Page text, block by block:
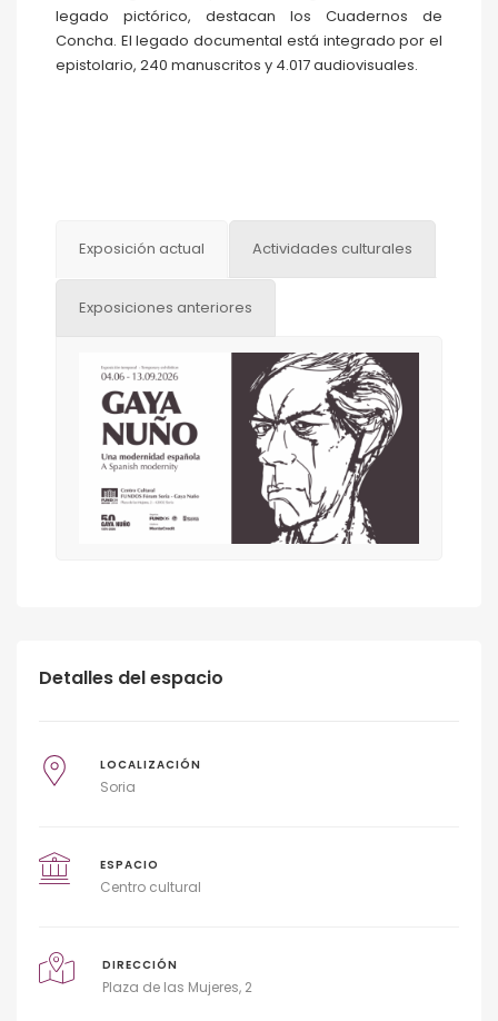
legado pictórico, destacan los Cuadernos de
Concha. El legado documental está integrado por el
epistolario, 240 manuscritos y 4.017 audiovisuales.
Exposición actual Actividades culturales
Exposiciones anteriores
Detalles del espacio
LOCALIZACIÓN
Soria
ESPACIO
Centro cultural
DIRECCIÓN
Plaza de las Mujeres, 2